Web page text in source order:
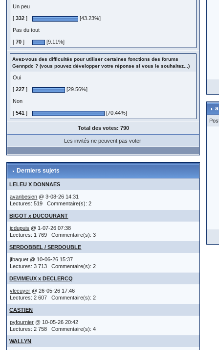
Un peu
[332 ]
[43.23%]
Pas du tout
[70 ] [9.11%]
Avez-vous des difficultés pour utiliser certaines fonctions des forums
Gennpdc ? (vous pouvez développer votre réponse si vous le souhaitez...)
Oui
[227 ]
[29.56%]
Non
[541 ] [70.44%]
Total des votes: 790
Les invités ne peuvent pas voter
Derniers sujets
LELEU X DONNAES
avanbesien @ 3-08-26 14:31
Lectures: 519 Commentaire(s): 2
BIGOT x DUCOURANT
jcdupuis @ 1-07-26 07:38
Lectures: 1 769 Commentaire(s): 3
SERDOBBEL / SERDOUBLE
jfbaquet @ 10-06-26 15:37
Lectures: 3 713 Commentaire(s): 2
DEVIMEUX x DECLERCQ
vlecuyer @ 26-05-26 17:46
Lectures: 2 607 Commentaire(s): 2
CASTIEN
pyfournier @ 10-05-26 20:42
Lectures: 2 758 Commentaire(s): 4
WALLYN